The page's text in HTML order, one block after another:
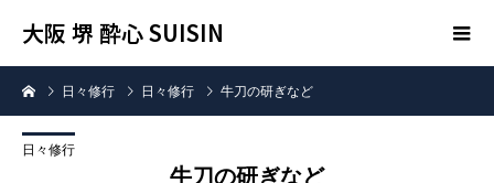
大阪 堺 酔心 SUISIN
日々修行 日々修行 牛刀の研ぎなど
日々修行
牛刀の研ぎなど